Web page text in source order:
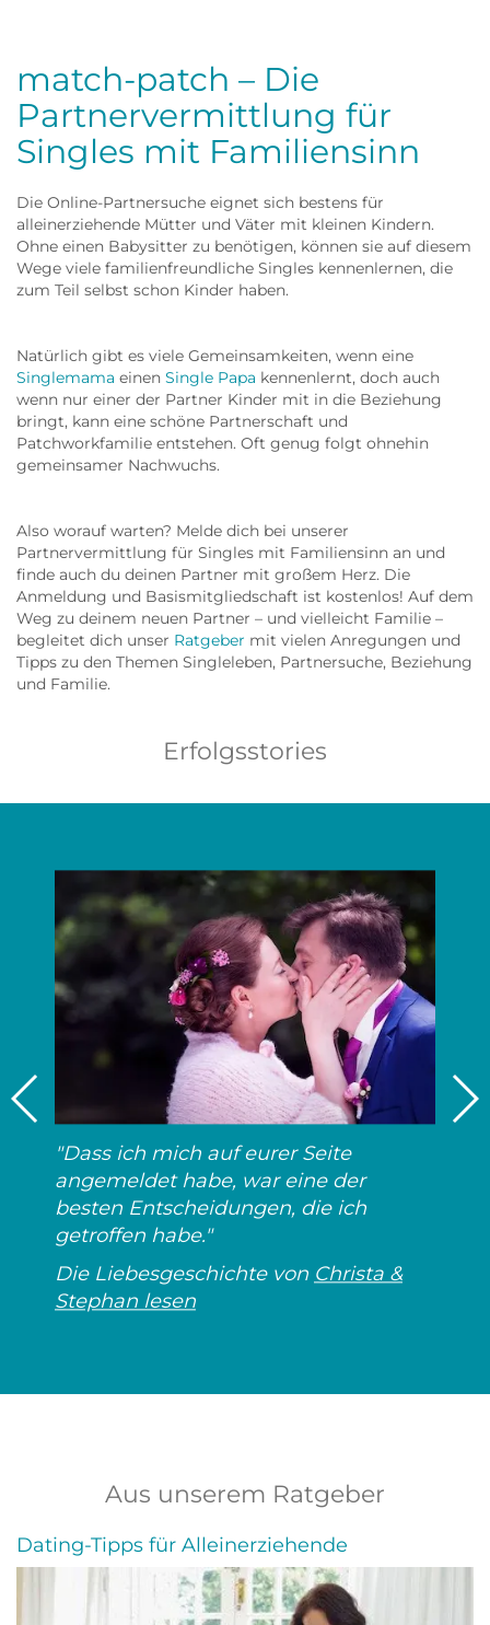
match-patch – Die
Partnervermittlung für
Singles mit Familiensinn
Die Online-Partnersuche eignet sich bestens für
alleinerziehende Mütter und Väter mit kleinen Kindern.
Ohne einen Babysitter zu benötigen, können sie auf diesem
Wege viele familienfreundliche Singles kennenlernen, die
zum Teil selbst schon Kinder haben.
Natürlich gibt es viele Gemeinsamkeiten, wenn eine
Singlemama einen Single Papa kennenlernt, doch auch
wenn nur einer der Partner Kinder mit in die Beziehung
bringt, kann eine schöne Partnerschaft und
Patchworkfamilie entstehen. Oft genug folgt ohnehin
gemeinsamer Nachwuchs.
Also worauf warten? Melde dich bei unserer
Partnervermittlung für Singles mit Familiensinn an und
finde auch du deinen Partner mit großem Herz. Die
Anmeldung und Basismitgliedschaft ist kostenlos! Auf dem
Weg zu deinem neuen Partner – und vielleicht Familie –
begleitet dich unser Ratgeber mit vielen Anregungen und
Tipps zu den Themen Singleleben, Partnersuche, Beziehung
und Familie.
Erfolgsstories
"Dass ich mich auf eurer Seite
angemeldet habe, war eine der
besten Entscheidungen, die ich
getroffen habe."
Die Liebesgeschichte von Christa &
Stephan lesen
Aus unserem Ratgeber
Dating-Tipps für Alleinerziehende